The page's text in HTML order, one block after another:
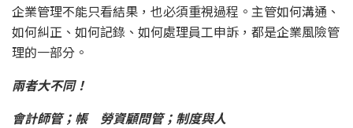
企業管理不能只看結果，也必須重視過程。主管如何溝通、
如何糾正、如何記錄、如何處理員工申訴，都是企業風險管
理的一部分。
兩者大不同！
會計師管；帳 勞資顧問管；制度與人